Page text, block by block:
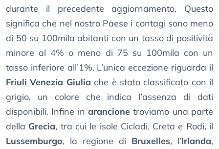
durante il precedente aggiornamento. Questo
significa che nel nostro Paese i contagi sono meno
di 50 su 100mila abitanti con un tasso di positività
minore al 4% o meno di 75 su 100mila con un
tasso inferiore all’1%. L’unica eccezione riguarda il
Friuli Venezia Giulia che è stato classificato con il
grigio, un colore che indica l’assenza di dati
disponibili. Infine in arancione troviamo una parte
della Grecia, tra cui le isole Cicladi, Creta e Rodi, il
Lussemburgo, la regione di Bruxelles, l’Irlanda,